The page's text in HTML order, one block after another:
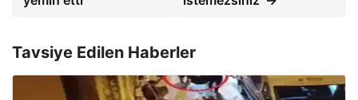
Tavsiye Edilen Haberler